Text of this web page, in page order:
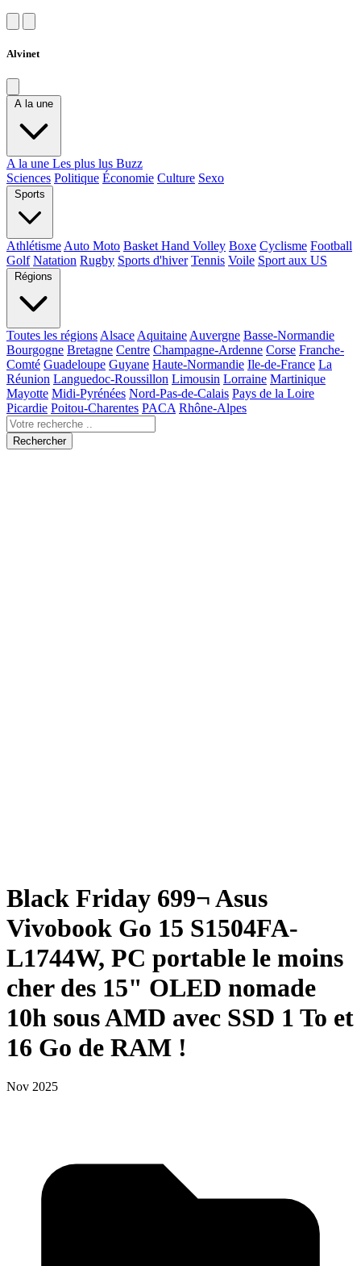
Alvinet
A la une
A la une Les plus lus Buzz
Sciences Politique Économie Culture Sexo
Sports
Athlétisme Auto Moto Basket Hand Volley Boxe Cyclisme Football
Golf Natation Rugby Sports d'hiver Tennis Voile Sport aux US
Régions
Toutes les régions Alsace Aquitaine Auvergne Basse-Normandie
Bourgogne Bretagne Centre Champagne-Ardenne Corse Franche-
Comté Guadeloupe Guyane Haute-Normandie Ile-de-France La
Réunion Languedoc-Roussillon Limousin Lorraine Martinique
Mayotte Midi-Pyrénées Nord-Pas-de-Calais Pays de la Loire
Picardie Poitou-Charentes PACA Rhône-Alpes
Rechercher
Black Friday 699¬ Asus
Vivobook Go 15 S1504FA-
L1744W, PC portable le moins
cher des 15" OLED nomade
10h sous AMD avec SSD 1 To et
16 Go de RAM !
Nov 2025